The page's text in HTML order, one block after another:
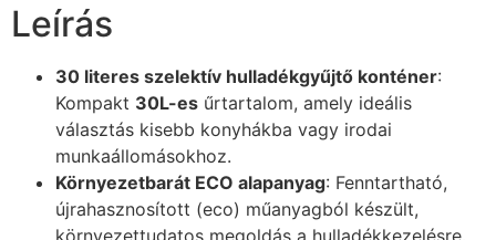
Leírás
30 literes szelektív hulladékgyűjtő konténer:
Kompakt 30L-es űrtartalom, amely ideális
választás kisebb konyhákba vagy irodai
munkaállomásokhoz.
Környezetbarát ECO alapanyag: Fenntartható,
újrahasznosított (eco) műanyagból készült,
környezettudatos megoldás a hulladékkezelésre.